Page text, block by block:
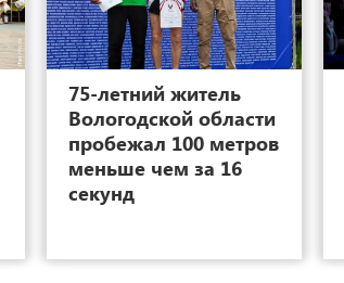
18 33
75-летний житель
Вологодской области
пробежал 100 метров
меньше чем за 16
секунд